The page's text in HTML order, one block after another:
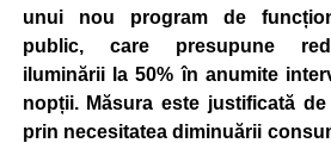
unui nou program de
public, care presupune
iluminării la 50% în anumite
nopții. Măsura este justificată
prin necesitatea diminuării